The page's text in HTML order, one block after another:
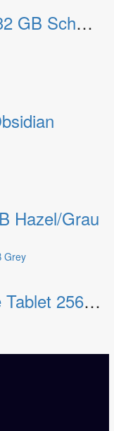
HP Chromebook 14″ G6 32 GB Schwarz
Hazel/Grau
AGM by beafon P2 Active Tablet 256 GB Grey